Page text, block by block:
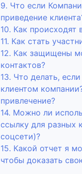
9. Что если
приведение
10. Как происходят
11. Как стать
12. Как защищены
контактов?
13. Что делать,
клиентом
привлечение?
14. Можно ли
ссылку для разных
соцсети)?
15. Какой отчет я
чтобы доказать